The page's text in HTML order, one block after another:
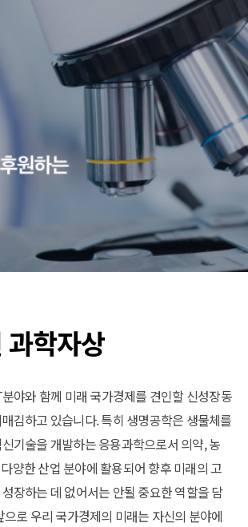
학자상
야와 함께 미래 국가경제를 견인할 신성장동
김하고 있습니다. 특히 생명공학은 생물체를
기술을 개발하는 응용과학으로서 의약, 농
양한 산업 분야에 활용되어 향후 미래의 고
장하는 데 없어서는 안될 중요한 역할을 담
로 우리 국가경제의 미래는 자신의 분야에